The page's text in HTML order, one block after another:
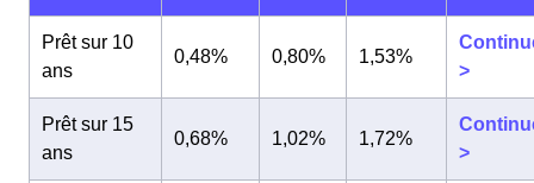
Prêt sur 10
ans
0,48% 0,80% 1,53%
>
Prêt sur 15
ans
0,68% 1,02% 1,72%
>